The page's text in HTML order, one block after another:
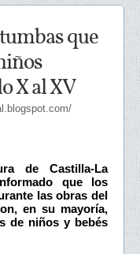
que
X al XV
de Castilla-La
que los
las obras del
en su mayoría,
de niños y bebés